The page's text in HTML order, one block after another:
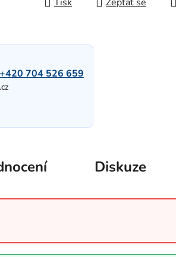
+420 704 526 659
Diskuze